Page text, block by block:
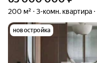
200 м² 3-комн. квартира
новостройка